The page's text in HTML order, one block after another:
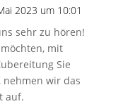
2023 um 10:01
sehr zu hören!
mit
Sie
nehmen wir das
auf.